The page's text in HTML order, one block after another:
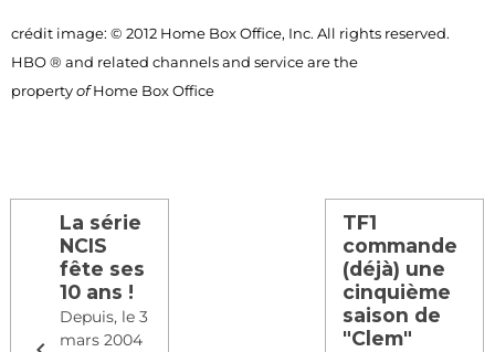
crédit image: © 2012 Home Box Office, Inc. All rights reserved.
HBO ® and related channels and service are the
propertyofHome Box Office
La série
NCIS
fête ses
10 ans !
Depuis, le 3
mars 2004
TF1
commande
(déjà) une
cinquième
saison de
"Clem"